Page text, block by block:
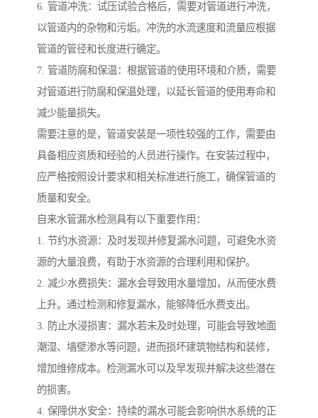
6. 管道冲洗：试压试验合格后，需要对管道进行冲洗，
以管道内的杂物和污垢。冲洗的水流速度和流量应根据
管道的管径和长度进行确定。
7. 管道防腐和保温：根据管道的使用环境和介质，需要
对管道进行防腐和保温处理，以延长管道的使用寿命和
减少能量损失。
需要注意的是，管道安装是一项性较强的工作，需要由
具备相应资质和经验的人员进行操作。在安装过程中，
应严格按照设计要求和相关标准进行施工，确保管道的
质量和安全。
自来水管漏水检测具有以下重要作用：
1. 节约水资源：及时发现并修复漏水问题，可避免水资
源的大量浪费，有助于水资源的合理利用和保护。
2. 减少水费损失：漏水会导致用水量增加，从而使水费
上升。通过检测和修复漏水，能够降低水费支出。
3. 防止水浸损害：漏水若未及时处理，可能会导致地面
潮湿、墙壁渗水等问题，进而损坏建筑物结构和装修，
增加维修成本。检测漏水可以及早发现并解决这些潜在
的损害。
4. 保障供水安全：持续的漏水可能会影响供水系统的正